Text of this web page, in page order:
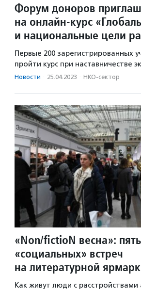
Форум доноров
на онлайн-курс
и национальные цели
Первые 200 зарегистрированных
пройти курс при наставничестве
Новости · 25.04.2023 · НКО-сектор
«Non/fictioN весна»: пять
«социальных» встреч
на литературной
Как живут люди с расстройствами